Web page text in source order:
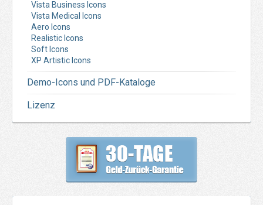
Vista Business Icons
Vista Medical Icons
Aero Icons
Realistic Icons
Soft Icons
XP Artistic Icons
Demo-Icons und PDF-Kataloge
Lizenz